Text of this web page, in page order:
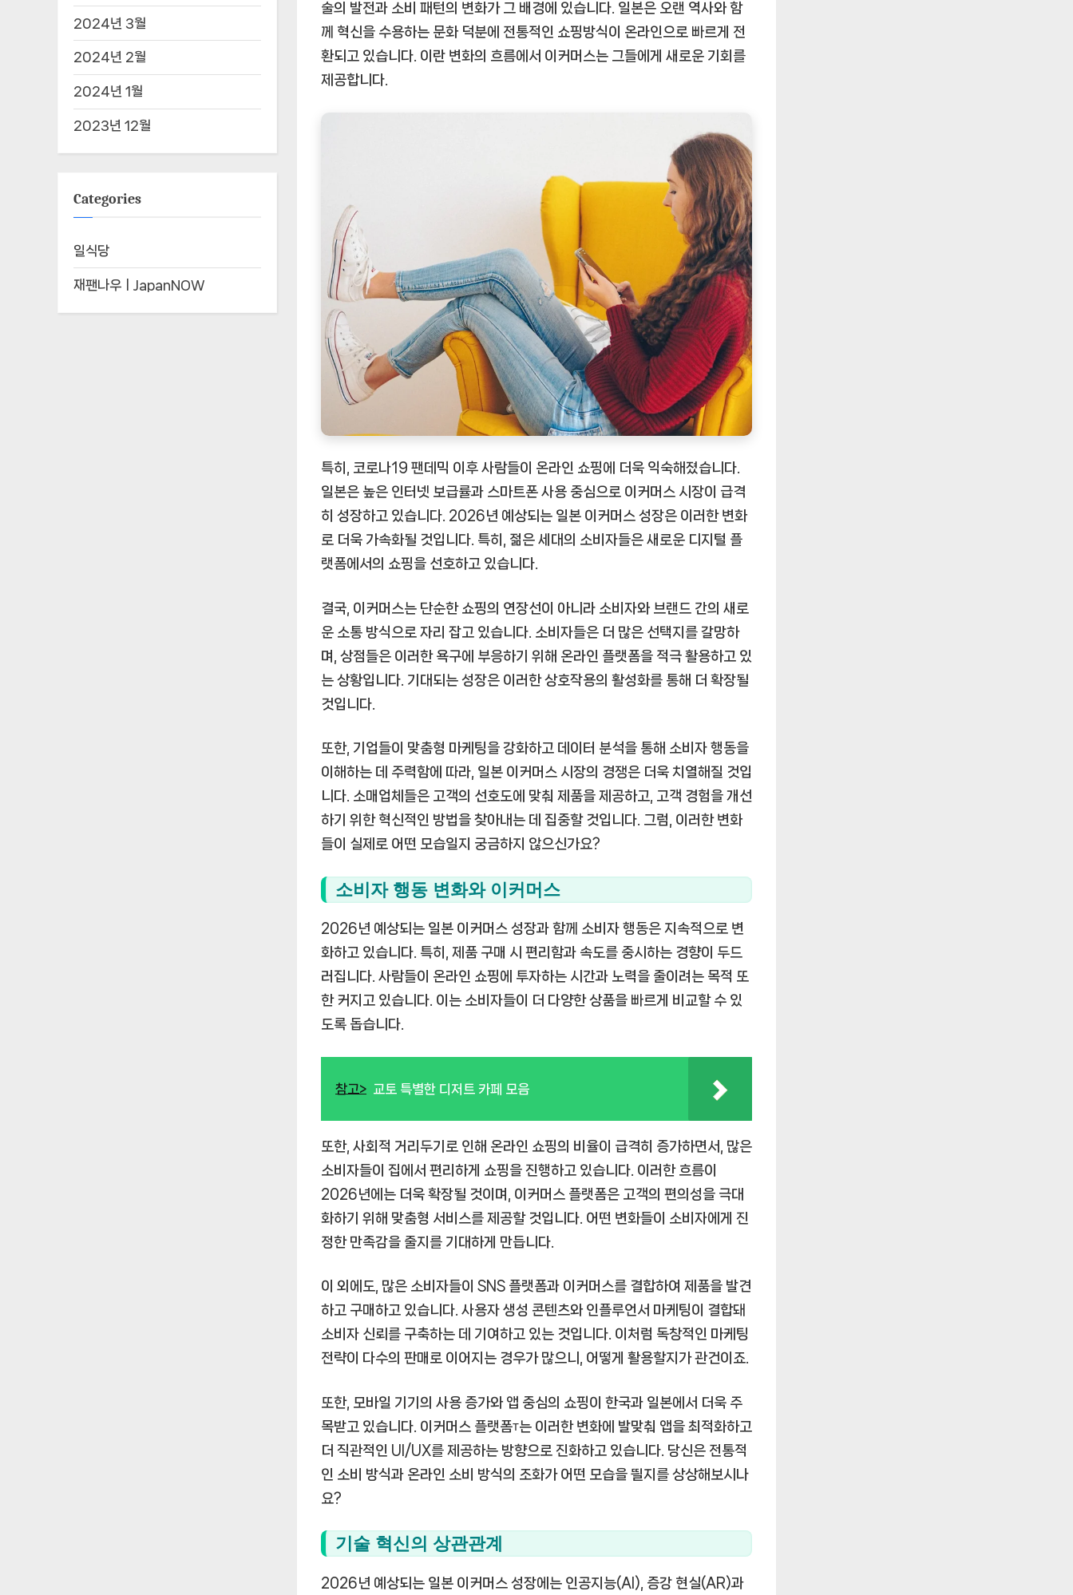
술의 발전과 소비 패턴의 변화가 그 배경에 있습니다. 일본은 오랜 역사와 함
께 혁신을 수용하는 문화 덕분에 전통적인 쇼핑방식이 온라인으로 빠르게 전
환되고 있습니다. 이란 변화의 흐름에서 이커머스는 그들에게 새로운 기회를
제공합니다.
특히, 코로나19 팬데믹 이후 사람들이 온라인 쇼핑에 더욱 익숙해졌습니다.
일본은 높은 인터넷 보급률과 스마트폰 사용 중심으로 이커머스 시장이 급격
히 성장하고 있습니다. 2026년 예상되는 일본 이커머스 성장은 이러한 변화
로 더욱 가속화될 것입니다. 특히, 젊은 세대의 소비자들은 새로운 디지털 플
랫폼에서의 쇼핑을 선호하고 있습니다.
결국, 이커머스는 단순한 쇼핑의 연장선이 아니라 소비자와 브랜드 간의 새로
운 소통 방식으로 자리 잡고 있습니다. 소비자들은 더 많은 선택지를 갈망하
며, 상점들은 이러한 욕구에 부응하기 위해 온라인 플랫폼을 적극 활용하고 있
는 상황입니다. 기대되는 성장은 이러한 상호작용의 활성화를 통해 더 확장될
것입니다.
또한, 기업들이 맞춤형 마케팅을 강화하고 데이터 분석을 통해 소비자 행동을
이해하는 데 주력함에 따라, 일본 이커머스 시장의 경쟁은 더욱 치열해질 것입
니다. 소매업체들은 고객의 선호도에 맞춰 제품을 제공하고, 고객 경험을 개선
하기 위한 혁신적인 방법을 찾아내는 데 집중할 것입니다. 그럼, 이러한 변화
들이 실제로 어떤 모습일지 궁금하지 않으신가요?
소비자 행동 변화와 이커머스
2026년 예상되는 일본 이커머스 성장과 함께 소비자 행동은 지속적으로 변
화하고 있습니다. 특히, 제품 구매 시 편리함과 속도를 중시하는 경향이 두드
러집니다. 사람들이 온라인 쇼핑에 투자하는 시간과 노력을 줄이려는 목적 또
한 커지고 있습니다. 이는 소비자들이 더 다양한 상품을 빠르게 비교할 수 있
도록 돕습니다.
참고> 교토 특별한 디저트 카페 모음
또한, 사회적 거리두기로 인해 온라인 쇼핑의 비율이 급격히 증가하면서, 많은
소비자들이 집에서 편리하게 쇼핑을 진행하고 있습니다. 이러한 흐름이
2026년에는 더욱 확장될 것이며, 이커머스 플랫폼은 고객의 편의성을 극대
화하기 위해 맞춤형 서비스를 제공할 것입니다. 어떤 변화들이 소비자에게 진
정한 만족감을 줄지를 기대하게 만듭니다.
이 외에도, 많은 소비자들이 SNS 플랫폼과 이커머스를 결합하여 제품을 발견
하고 구매하고 있습니다. 사용자 생성 콘텐츠와 인플루언서 마케팅이 결합돼
소비자 신뢰를 구축하는 데 기여하고 있는 것입니다. 이처럼 독창적인 마케팅
전략이 다수의 판매로 이어지는 경우가 많으니, 어떻게 활용할지가 관건이죠.
또한, 모바일 기기의 사용 증가와 앱 중심의 쇼핑이 한국과 일본에서 더욱 주
목받고 있습니다. 이커머스 플랫폼т는 이러한 변화에 발맞춰 앱을 최적화하고
더 직관적인 UI/UX를 제공하는 방향으로 진화하고 있습니다. 당신은 전통적
인 소비 방식과 온라인 소비 방식의 조화가 어떤 모습을 띌지를 상상해보시나
요?
기술 혁신의 상관관계
2026년 예상되는 일본 이커머스 성장에는 인공지능(AI), 증강 현실(AR)과
2024년 3월
2024년 2월
2024년 1월
2023년 12월
Categories
일식당
재팬나우ㅣJapanNOW